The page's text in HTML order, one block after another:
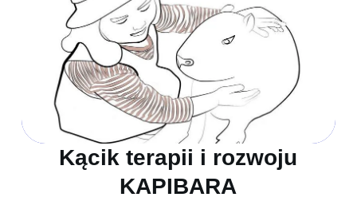
Kącik terapii i rozwoju
KAPIBARA